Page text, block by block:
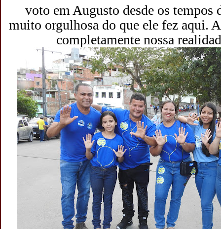
voto em Augusto desde os tempos
muito orgulhosa do que ele fez aqui.
completamente nossa